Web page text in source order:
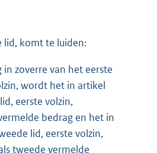
lid, komt te luiden:
zoverre van het eerste
wordt het in artikel
eerste volzin,
bedrag en het in
lid, eerste volzin,
tweede vermelde